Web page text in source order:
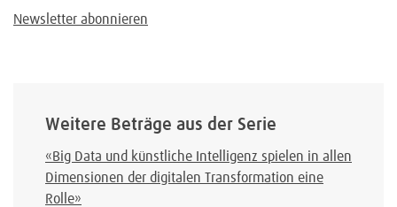
Newsletter abonnieren
Weitere Beträge aus der Serie
«Big Data und künstliche Intelligenz spielen in allen
Dimensionen der digitalen Transformation eine
Rolle»